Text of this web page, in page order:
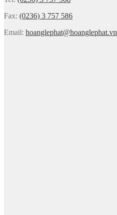
Fax: (0236) 3 757 586
Email: hoanglephat@hoanglephat.vn